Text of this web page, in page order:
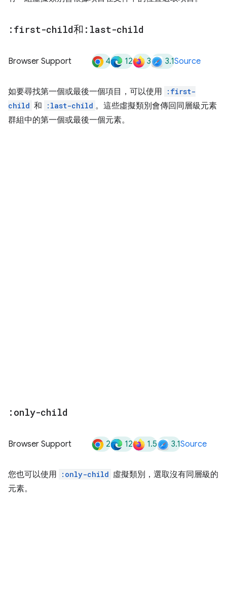
:first-child和 :last-child
Browser Support 4 12 3 3.1Source
如要尋找第一個或最後一個項目，可以使用
:first-
child 和 :last-child 。這些虛擬類別會傳回同層級元素
群組中的第一個或最後一個元素。
:only-child
Browser Support 2 12 1.5 3.1Source
您也可以使用 :only-child 虛擬類別，選取沒有同層級的
元素。